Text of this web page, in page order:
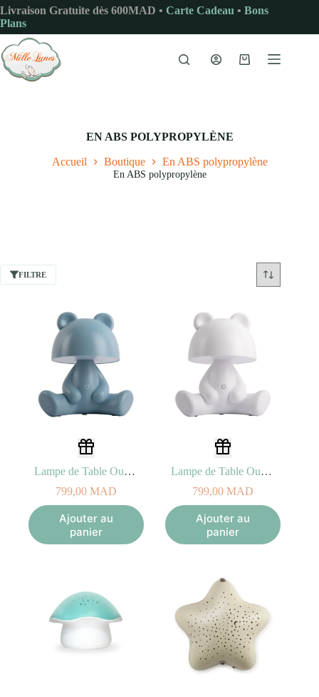
Passer
au
contenu
Livraison Gratuite dès 600MAD • Carte Cadeau • Bons
Plans
Panier
EN ABS POLYPROPYLÈNE
Accueil Boutique En ABS polypropylène
En ABS polypropylène
FILTRE
Lampe de Table Ours Led Bleu Clair
799,00 MAD
Ajouter au
panier
Lampe de Table Ours Led Blanc
799,00 MAD
Ajouter au
panier